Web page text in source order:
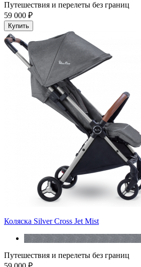
Путешествия и перелеты без границ
59 000 ₽
Купить
Коляска Silver Cross Jet Mist
Путешествия и перелеты без границ